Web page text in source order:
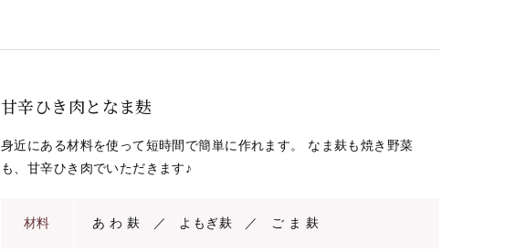
甘辛ひき肉となま麸
身近にある材料を使って短時間で簡単に作れます。 なま麸も焼き野菜
も、甘辛ひき肉でいただきます♪
材料 あ わ 麸 ／ よもぎ麸 ／ ご ま 麸